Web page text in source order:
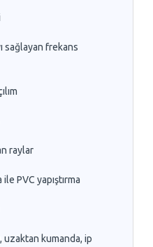
sağlayan frekans
raylar
PVC yapıştırma
kumanda, ip